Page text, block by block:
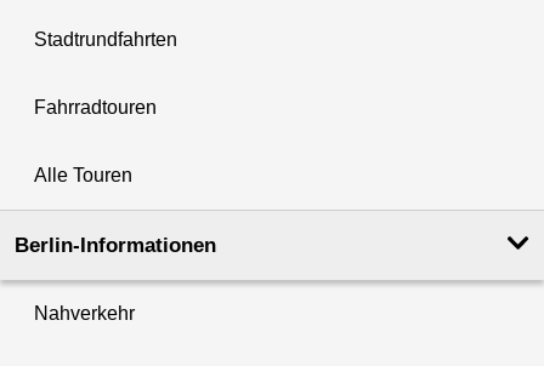
Stadtrundfahrten
Fahrradtouren
Alle Touren
Berlin-Informationen
Nahverkehr